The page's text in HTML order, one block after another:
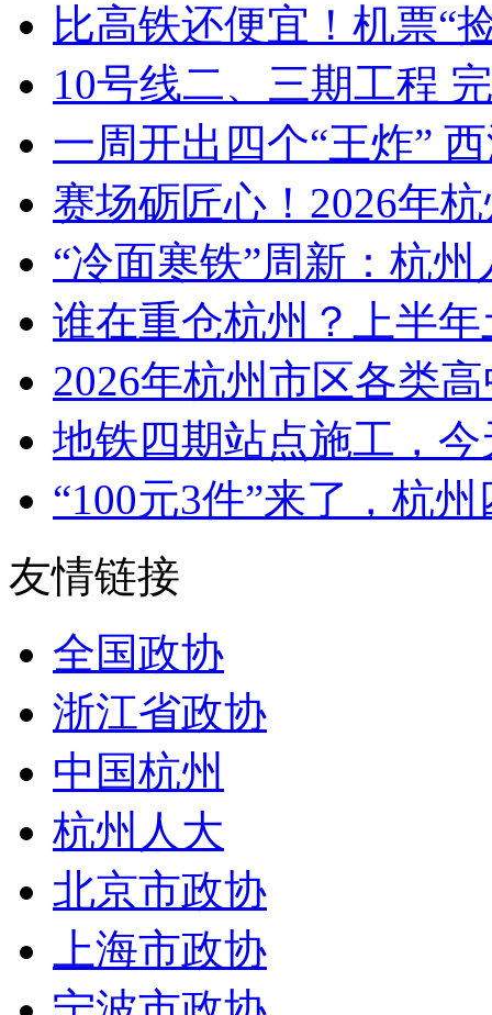
比高铁还便宜！机票“
10号线二、三期工程
一周开出四个“王炸”
赛场砺匠心！2026年
“冷面寒铁”周新：杭
谁在重仓杭州？上半
2026年杭州市区各类
地铁四期站点施工，
“100元3件”来了，杭
友情链接
全国政协
浙江省政协
中国杭州
杭州人大
北京市政协
上海市政协